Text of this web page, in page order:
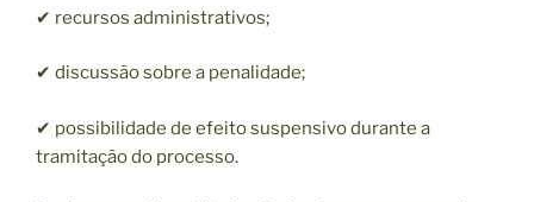
✔ recursos administrativos;
✔ discussão sobre a penalidade;
✔ possibilidade de efeito suspensivo durante a
tramitação do processo.